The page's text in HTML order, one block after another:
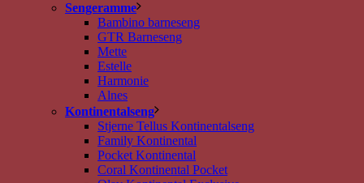
Sengeramme
Bambino barneseng
GTR Barneseng
Mette
Estelle
Harmonie
Alnes
Kontinentalseng
Stjerne Tellus Kontinentalseng
Family Kontinental
Pocket Kontinental
Coral Kontinental Pocket